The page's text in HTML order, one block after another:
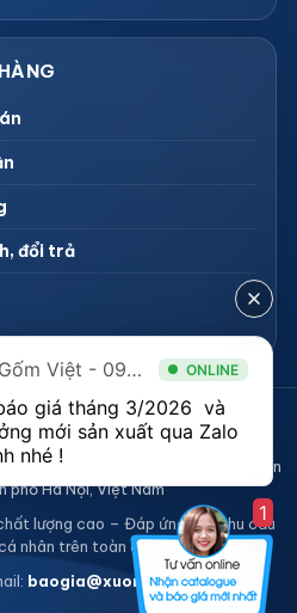
đổi trả
XƯỞNG GỐM VIỆT
0108836921
nghề Bát Tràng, Xã Bát Tràng, Huyện
phố Hà Nội, Việt Nam
lượng cao – Đáp ứng mọi nhu cầu
nhân trên toàn quốc
baogia@xuonggomviet.com
Xưởng Gốm Việt - 094.1900.823 ONLINE
giá tháng 3/2026  và
mới sản xuất qua Zalo
nhé !
1